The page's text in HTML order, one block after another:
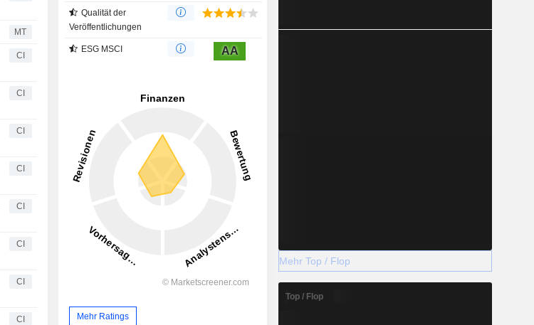
MT
CI
CI
CI
CI
CI
CI
CI
CI
Qualität der
Veröffentlichungen
ESG MSCI AA
Mehr Ratings
Mehr Top / Flop
Top / Flop